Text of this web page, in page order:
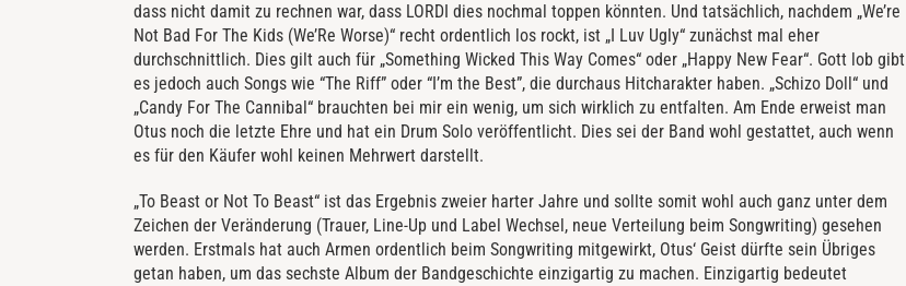
dass nicht damit zu rechnen war, dass LORDI dies nochmal toppen könnten. Und tatsächlich, nachdem „We’re
Not Bad For The Kids (We’Re Worse)“ recht ordentlich los rockt, ist „I Luv Ugly“ zunächst mal eher
durchschnittlich. Dies gilt auch für „Something Wicked This Way Comes“ oder „Happy New Fear“. Gott lob gibt
es jedoch auch Songs wie “The Riff” oder “I’m the Best”, die durchaus Hitcharakter haben. „Schizo Doll“ und
„Candy For The Cannibal“ brauchten bei mir ein wenig, um sich wirklich zu entfalten. Am Ende erweist man
Otus noch die letzte Ehre und hat ein Drum Solo veröffentlicht. Dies sei der Band wohl gestattet, auch wenn
es für den Käufer wohl keinen Mehrwert darstellt.
„To Beast or Not To Beast“ ist das Ergebnis zweier harter Jahre und sollte somit wohl auch ganz unter dem
Zeichen der Veränderung (Trauer, Line-Up und Label Wechsel, neue Verteilung beim Songwriting) gesehen
werden. Erstmals hat auch Armen ordentlich beim Songwriting mitgewirkt, Otus‘ Geist dürfte sein Übriges
getan haben, um das sechste Album der Bandgeschichte einzigartig zu machen. Einzigartig bedeutet